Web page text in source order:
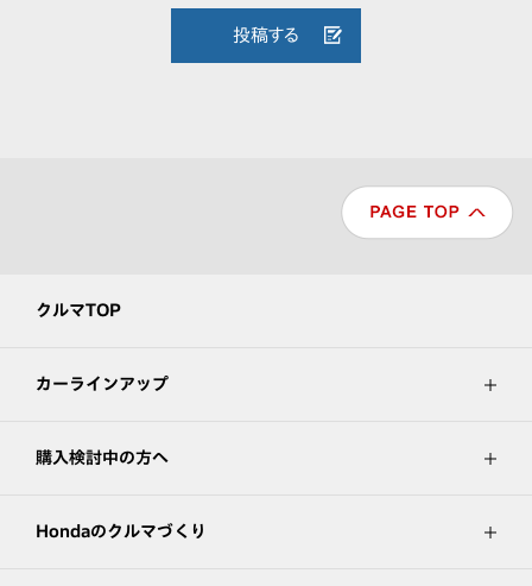
投稿する
クルマTOP
カーラインアップ
購入検討中の方へ
Hondaのクルマづくり